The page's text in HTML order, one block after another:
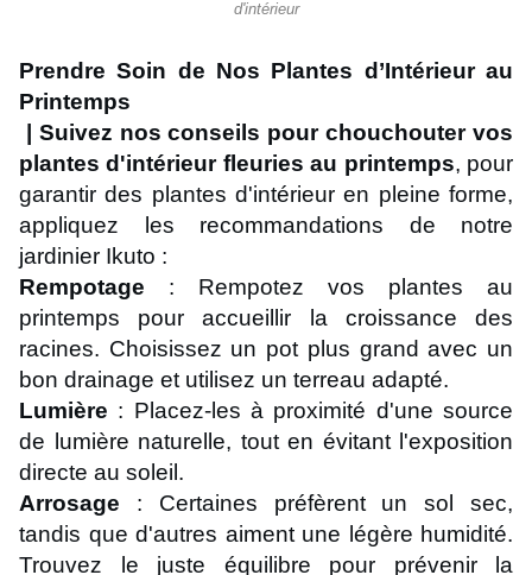
d'intérieur
Prendre Soin de Nos Plantes d’Intérieur au
Printemps
| Suivez nos conseils pour chouchouter vos
plantes d'intérieur fleuries au printemps, pour
garantir des plantes d'intérieur en pleine forme,
appliquez les recommandations de notre
jardinier Ikuto :
Rempotage : Rempotez vos plantes au
printemps pour accueillir la croissance des
racines. Choisissez un pot plus grand avec un
bon drainage et utilisez un terreau adapté.
Lumière : Placez-les à proximité d'une source
de lumière naturelle, tout en évitant l'exposition
directe au soleil.
Arrosage : Certaines préfèrent un sol sec,
tandis que d'autres aiment une légère humidité.
Trouvez le juste équilibre pour prévenir la